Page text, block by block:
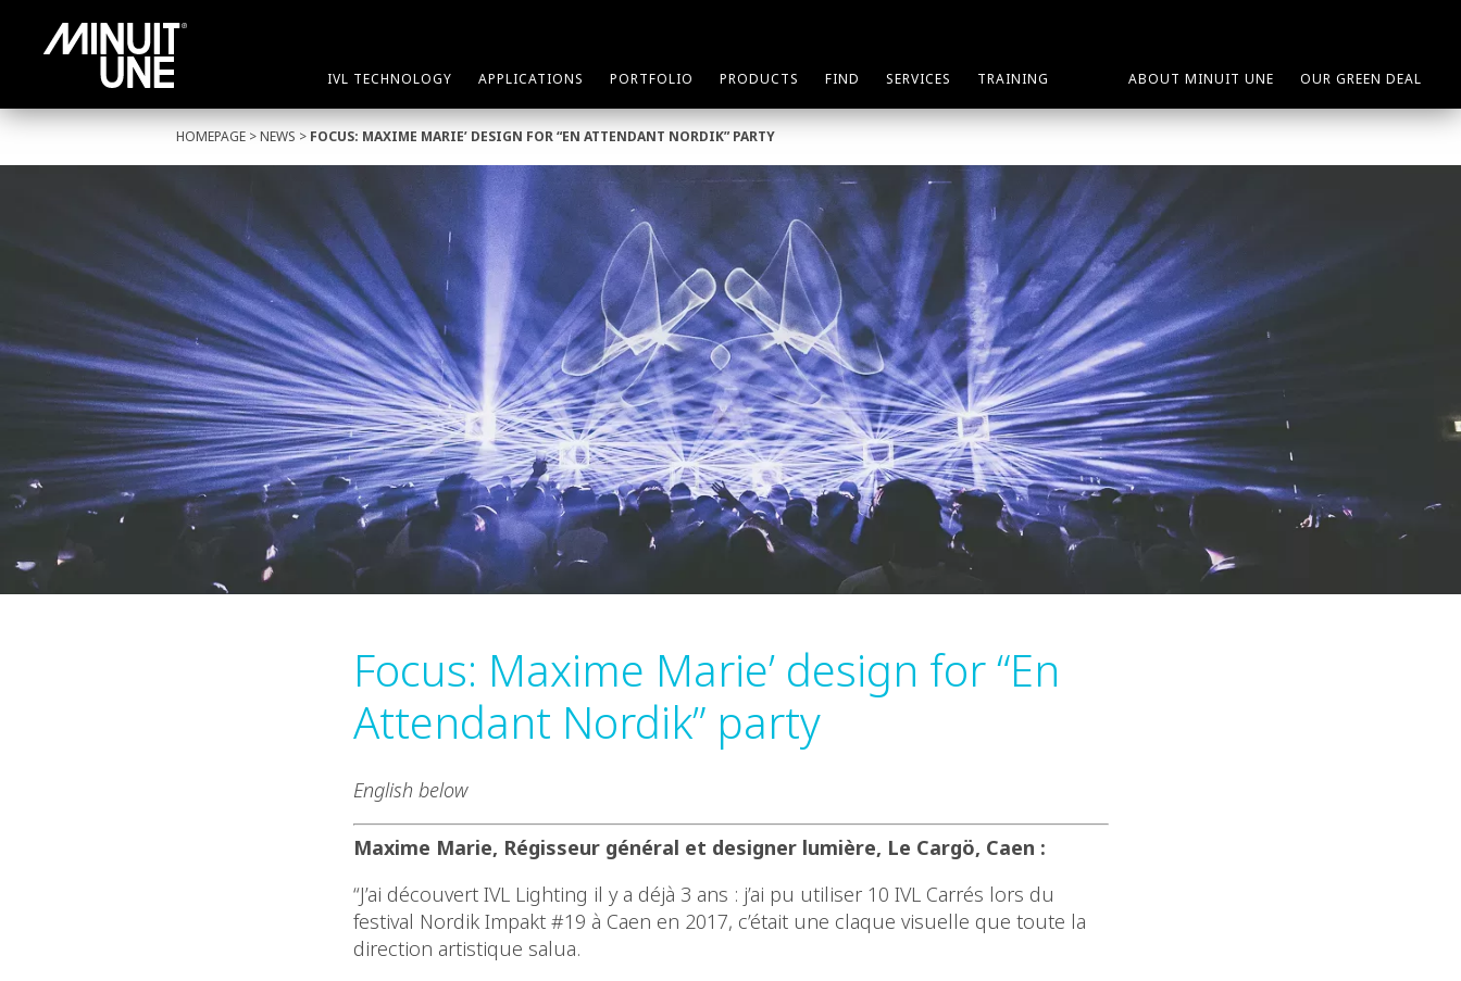
IVL TECHNOLOGY APPLICATIONS PORTFOLIO PRODUCTS FIND SERVICES TRAINING ABOUT MINUIT UNE OUR GREEN DEAL
HOMEPAGE > NEWS > FOCUS: MAXIME MARIE’ DESIGN FOR “EN ATTENDANT NORDIK” PARTY
Focus: Maxime Marie’ design for “En
Attendant Nordik” party
English below
Maxime Marie, Régisseur général et designer lumière, Le Cargö, Caen :
“J’ai découvert IVL Lighting il y a déjà 3 ans : j’ai pu utiliser 10 IVL Carrés lors du
festival Nordik Impakt #19 à Caen en 2017, c’était une claque visuelle que toute la
direction artistique salua.